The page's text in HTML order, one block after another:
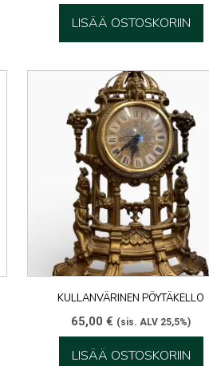
LISÄÄ OSTOSKORIIN
KULLANVÄRINEN PÖYTÄKELLO
65,00€ (sis. ALV 25,5%)
LISÄÄ OSTOSKORIIN